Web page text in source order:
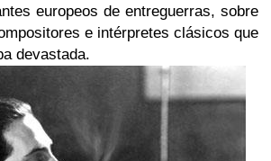
europeos de entreguerras, sobre
e intérpretes clásicos que
devastada.